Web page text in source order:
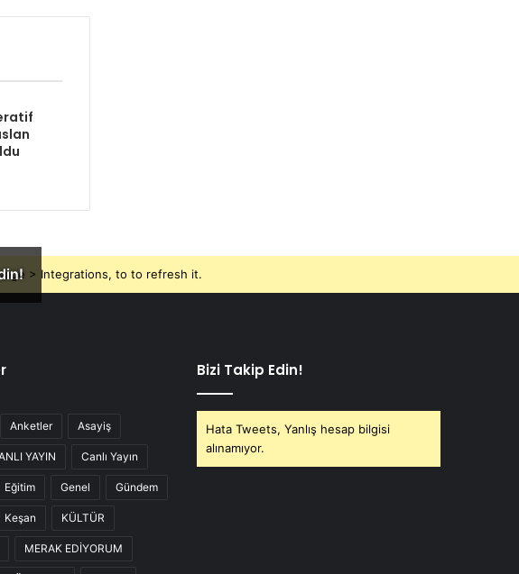
> Integrations, to to refresh it.
Anketler Asayiş
YAYIN Canlı Yayın
Eğitim Genel Gündem
Keşan KÜLTÜR
MERAK EDİYORUM
Bizi Takip Edin!
Hata Tweets, Yanlış hesap bilgisi
alınamıyor.